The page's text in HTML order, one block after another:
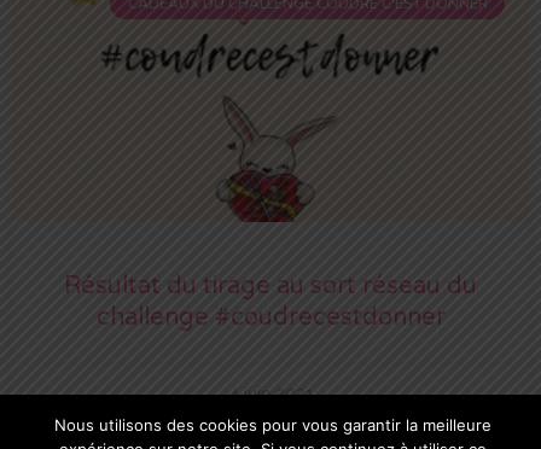
Résultat du tirage au sort réseau du
challenge #coudrecestdonner
4 juin 2021
Nous utilisons des cookies pour vous garantir la meilleure